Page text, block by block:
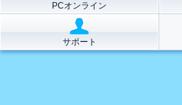
PCオンライン
サポート